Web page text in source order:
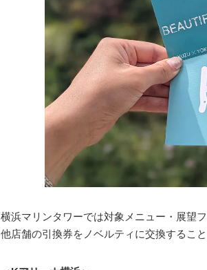
横浜マリンタワーでは対象メニュー・展望
他店舗の引換券をノベルティに交換するこ